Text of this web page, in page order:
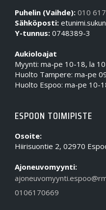
Puhelin (Vaihde): 010
Sähköposti:
Y-tunnus: 0748389-3
Aukioloajat
Myynti: ma-pe 10-18, la
Huolto Tampere: ma-pe
Huolto Espoo: ma-pe 10-
ESPOON TOIMIPISTE
Osoite:
Hiirisuontie 2, 02970
Ajoneuvomyynti:
0106170669